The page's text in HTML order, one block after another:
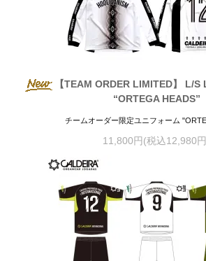
【TEAM ORDER LIMITED】 L/
“ORTEGA HEADS”
チームオーダー限定ユニフォーム
11,800円(税込12,980